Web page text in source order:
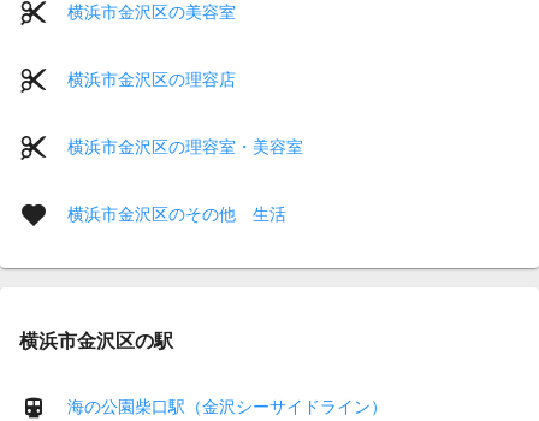
横浜市金沢区の美容室
横浜市金沢区の理容店
横浜市金沢区の理容室・美容室
横浜市金沢区のその他 生活
横浜市金沢区の駅
海の公園柴口駅（金沢シーサイドライン）